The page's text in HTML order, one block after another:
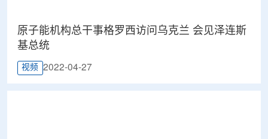
​原子能机构总干事格罗西访问乌克兰 会见泽连斯
基总统
视频 2022-04-27